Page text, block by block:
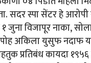
स्पा सेंटर हे आरोपी
१ जुना विजापूर नाका,
अकिला युसुफ नदाफ
प्रतिबंध कायदा